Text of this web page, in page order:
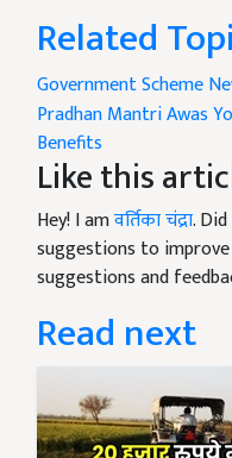
Related
Government Scheme
Pradhan Mantri Awas
Benefits
Like this
Hey! I amवर्तिका चंद्रा.
suggestions to
suggestions and
Read next